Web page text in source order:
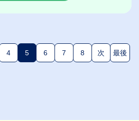
4 5(現在のページ)
6 7 8 次 最後